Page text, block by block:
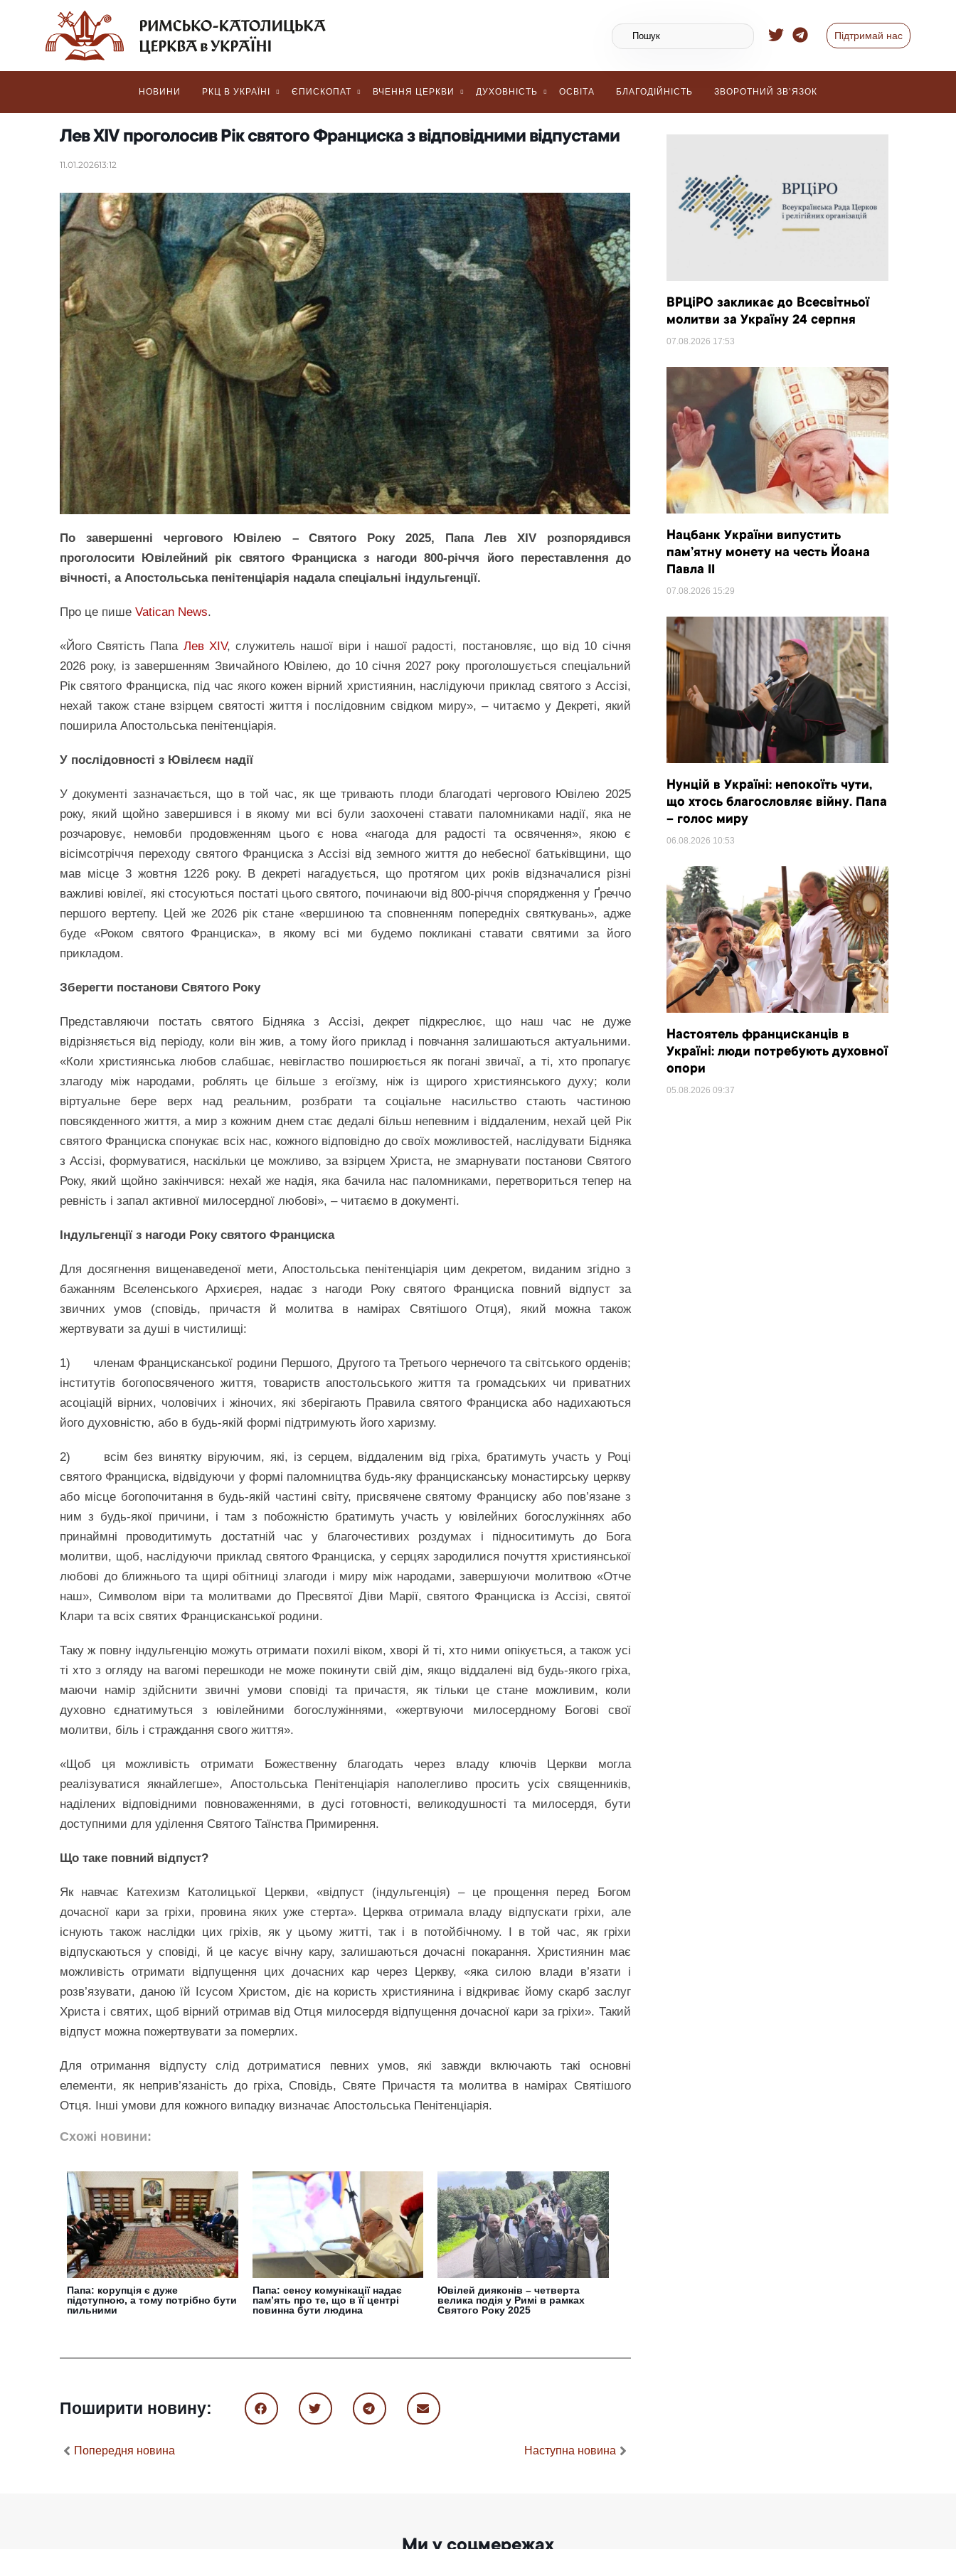
Підтримай нас
НОВИНИ РКЦ В УКРАЇНІ ЄПИСКОПАТ ВЧЕННЯ ЦЕРКВИ ДУХОВНІСТЬ ОСВІТА БЛАГОДІЙНІСТЬ ЗВОРОТНИЙ ЗВ’ЯЗОК
Лев XIV проголосив Рік святого Франциска з відповідними відпустами
11.01.202613:12
По завершенні чергового Ювілею – Святого Року 2025, Папа Лев XIV розпорядився
проголосити Ювілейний рік святого Франциска з нагоди 800-річчя його переставлення до
вічності, а Апостольська пенітенціарія надала спеціальні індульгенції.
Про це пише Vatican News.
«Його Святість Папа Лев XIV, служитель нашої віри і нашої радості, постановляє, що від 10 січня
2026 року, із завершенням Звичайного Ювілею, до 10 січня 2027 року проголошується спеціальний
Рік святого Франциска, під час якого кожен вірний християнин, наслідуючи приклад святого з Ассізі,
нехай також стане взірцем святості життя і послідовним свідком миру», – читаємо у Декреті, який
поширила Апостольська пенітенціарія.
У послідовності з Ювілеєм надії
У документі зазначається, що в той час, як ще тривають плоди благодаті чергового Ювілею 2025
року, який щойно завершився і в якому ми всі були заохочені ставати паломниками надії, яка не
розчаровує, немовби продовженням цього є нова «нагода для радості та освячення», якою є
вісімсотріччя переходу святого Франциска з Ассізі від земного життя до небесної батьківщини, що
мав місце 3 жовтня 1226 року. В декреті нагадується, що протягом цих років відзначалися різні
важливі ювілеї, які стосуються постаті цього святого, починаючи від 800-річчя спорядження у Ґреччо
першого вертепу. Цей же 2026 рік стане «вершиною та сповненням попередніх святкувань», адже
буде «Роком святого Франциска», в якому всі ми будемо покликані ставати святими за його
прикладом.
Зберегти постанови Святого Року
Представляючи постать святого Бідняка з Ассізі, декрет підкреслює, що наш час не дуже
відрізняється від періоду, коли він жив, а тому його приклад і повчання залишаються актуальними.
«Коли християнська любов слабшає, невігластво поширюється як погані звичаї, а ті, хто пропагує
злагоду між народами, роблять це більше з егоїзму, ніж із щирого християнського духу; коли
віртуальне бере верх над реальним, розбрати та соціальне насильство стають частиною
повсякденного життя, а мир з кожним днем стає дедалі більш непевним і віддаленим, нехай цей Рік
святого Франциска спонукає всіх нас, кожного відповідно до своїх можливостей, наслідувати Бідняка
з Ассізі, формуватися, наскільки це можливо, за взірцем Христа, не змарнувати постанови Святого
Року, який щойно закінчився: нехай же надія, яка бачила нас паломниками, перетвориться тепер на
ревність і запал активної милосердної любові», – читаємо в документі.
Індульгенції з нагоди Року святого Франциска
Для досягнення вищенаведеної мети, Апостольська пенітенціарія цим декретом, виданим згідно з
бажанням Вселенського Архиєрея, надає з нагоди Року святого Франциска повний відпуст за
звичних умов (сповідь, причастя й молитва в намірах Святішого Отця), який можна також
жертвувати за душі в чистилищі:
1) членам Францисканської родини Першого, Другого та Третього чернечого та світського орденів;
інститутів богопосвяченого життя, товариств апостольського життя та громадських чи приватних
асоціацій вірних, чоловічих і жіночих, які зберігають Правила святого Франциска або надихаються
його духовністю, або в будь-якій формі підтримують його харизму.
2) всім без винятку віруючим, які, із серцем, віддаленим від гріха, братимуть участь у Році
святого Франциска, відвідуючи у формі паломництва будь-яку францисканську монастирську церкву
або місце богопочитання в будь-якій частині світу, присвячене святому Франциску або пов’язане з
ним з будь-якої причини, і там з побожністю братимуть участь у ювілейних богослужіннях або
принаймні проводитимуть достатній час у благочестивих роздумах і підноситимуть до Бога
молитви, щоб, наслідуючи приклад святого Франциска, у серцях зародилися почуття християнської
любові до ближнього та щирі обітниці злагоди і миру між народами, завершуючи молитвою «Отче
наш», Символом віри та молитвами до Пресвятої Діви Марії, святого Франциска із Ассізі, святої
Клари та всіх святих Францисканської родини.
Таку ж повну індульгенцію можуть отримати похилі віком, хворі й ті, хто ними опікується, а також усі
ті хто з огляду на вагомі перешкоди не може покинути свій дім, якщо віддалені від будь-якого гріха,
маючи намір здійснити звичні умови сповіді та причастя, як тільки це стане можливим, коли
духовно єднатимуться з ювілейними богослужіннями, «жертвуючи милосердному Богові свої
молитви, біль і страждання свого життя».
«Щоб ця можливість отримати Божественну благодать через владу ключів Церкви могла
реалізуватися якнайлегше», Апостольська Пенітенціарія наполегливо просить усіх священників,
наділених відповідними повноваженнями, в дусі готовності, великодушності та милосердя, бути
доступними для уділення Святого Таїнства Примирення.
Що таке повний відпуст?
Як навчає Катехизм Католицької Церкви, «відпуст (індульгенція) – це прощення перед Богом
дочасної кари за гріхи, провина яких уже стерта». Церква отримала владу відпускати гріхи, але
існують також наслідки цих гріхів, як у цьому житті, так і в потойбічному. І в той час, як гріхи
відпускаються у сповіді, й це касує вічну кару, залишаються дочасні покарання. Християнин має
можливість отримати відпущення цих дочасних кар через Церкву, «яка силою влади в’язати і
розв’язувати, даною їй Ісусом Христом, діє на користь християнина і відкриває йому скарб заслуг
Христа і святих, щоб вірний отримав від Отця милосердя відпущення дочасної кари за гріхи». Такий
відпуст можна пожертвувати за померлих.
Для отримання відпусту слід дотриматися певних умов, які завжди включають такі основні
елементи, як неприв’язаність до гріха, Сповідь, Святе Причастя та молитва в намірах Святішого
Отця. Інші умови для кожного випадку визначає Апостольська Пенітенціарія.
Схожі новини:
Папа: корупція є дуже
підступною, а тому потрібно бути
пильними
Папа: сенсу комунікації надає
пам’ять про те, що в її центрі
повинна бути людина
Ювілей дияконів – четверта
велика подія у Римі в рамках
Святого Року 2025
Поширити новину:
Попередня новина Наступна новина
ВРЦіРО закликає до Всесвітньої
молитви за Україну 24 серпня
07.08.2026 17:53
Нацбанк України випустить
пам’ятну монету на честь Йоана
Павла II
07.08.2026 15:29
Нунцій в Україні: непокоїть чути,
що хтось благословляє війну. Папа
– голос миру
06.08.2026 10:53
Настоятель францисканців в
Україні: люди потребують духовної
опори
05.08.2026 09:37